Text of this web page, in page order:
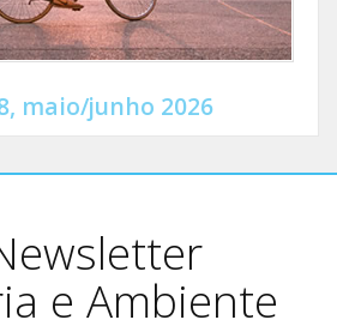
maio/junho 2026
e Ambiente